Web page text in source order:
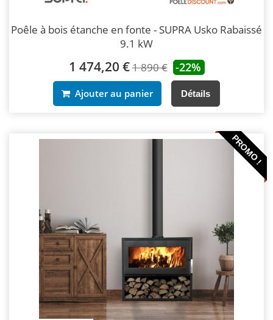
Poêle à bois étanche en fonte - SUPRA Usko Rabaissé
9.1 kW
1 474,20 €1 890 € -22%
Ajouter au panier Détails
PROMO !